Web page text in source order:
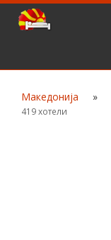
Македонија
419 хотели
»